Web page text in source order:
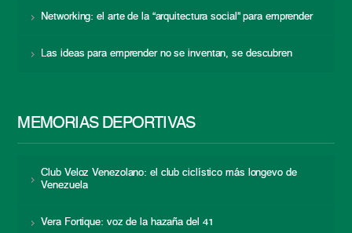
Networking: el arte de la “arquitectura social” para emprender
Las ideas para emprender no se inventan, se descubren
MEMORIAS DEPORTIVAS
Club Veloz Venezolano: el club ciclístico más longevo de
Venezuela
Vera Fortique: voz de la hazaña del 41